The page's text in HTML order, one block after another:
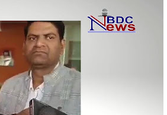
मूलांक और राशिफल: जानिए आज का दिन